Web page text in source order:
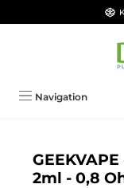
Zum Hauptinhalt
Navigation
2ml - 0,8